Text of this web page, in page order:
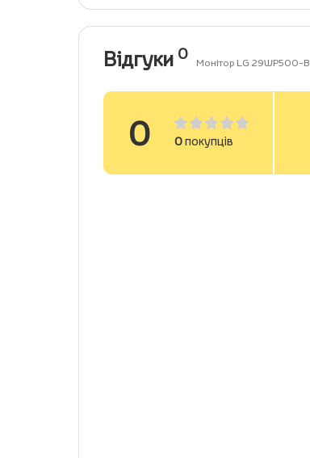
Відгуки 0 Монітор LG 29WP500-B
0 0покупців